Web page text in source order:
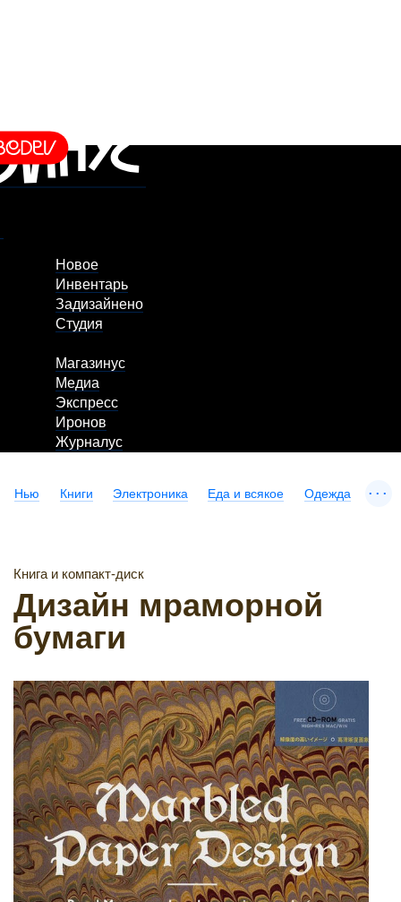
Новое
Инвентарь
Задизайнено
Студия
Магазинус
Медиа
Экспресс
Иронов
Журналус
Нью Книги Электроника Еда и всякое Одежда ...
Книга и компакт-диск
Дизайн мраморной
бумаги